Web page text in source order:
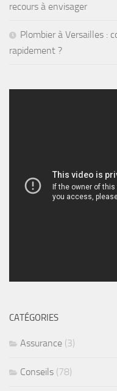
recours à envisager
Plombier à Versailles :
rapidement ?
CATÉGORIES
Assurance (3)
Conseils (78)